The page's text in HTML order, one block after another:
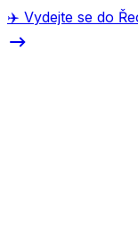
✈️ Vydejte se do